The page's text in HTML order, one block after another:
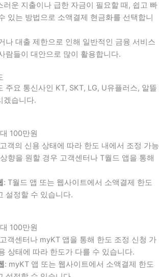
러운 지출이나 급한 자금이 필요할 때 , 쉽고 빠
있는 방법으로 소액결제 현금화를 선택합니
나 대출 제한으로 인해 일반적인 금융 서비스
람들이 대안으로 많이 활용합니다.
주요 통신사인 KT, SKT, LG, U유플러스, 알뜰
겠습니다.
100만원
객의 신용 상태에 따라 한도 내에서 조정 가능
향을 원할 경우 고객센터나 T월드 앱을 통해
: T월드 앱 또는 웹사이트에서 소액결제 한도
설정할 수 있습니다.
100만원
객센터나 myKT 앱을 통해 한도 조정 신청 가
상태에 따라 한도가 다를 수 있습니다.
: myKT 앱 또는 웹사이트에서 소액결제 한도